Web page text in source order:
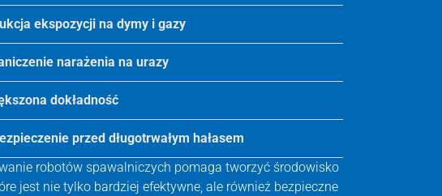
ekspozycji na dymy i gazy
narażenia na urazy
dokładność
przed długotrwałym hałasem
robotów spawalniczych pomaga tworzyć środowisko
jest nie tylko bardziej efektywne, ale również bezpieczne